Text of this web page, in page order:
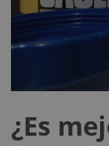
¿Es